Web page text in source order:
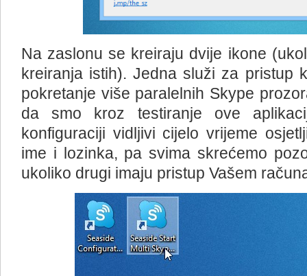
Na zaslonu se kreiraju dvije ikone
kreiranja istih). Jedna služi za pristup
pokretanje više paralelnih Skype
da smo kroz testiranje ove
konfiguraciji vidljivi cijelo vrijeme
ime i lozinka, pa svima skrećemo
ukoliko drugi imaju pristup Vašem